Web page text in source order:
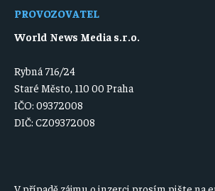
PROVOZOVATEL
World News Media s.r.o.
Rybná 716/24
Staré Město, 110 00 Praha
IČO: 09372008
DIČ: CZ09372008